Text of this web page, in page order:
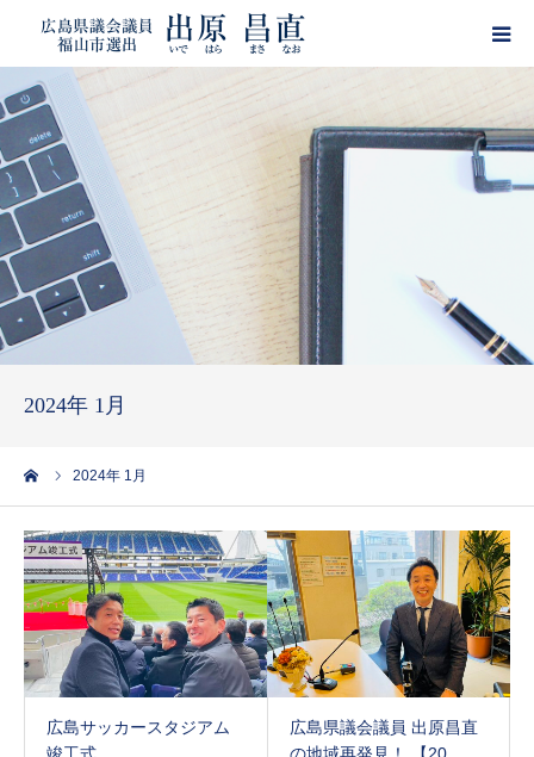
2024年 1月
2024年 1月
広島サッカースタジアム
広島県議会議員 出原昌直
HOME
プロフィール
政策
活動報告
出原昌直・目安箱